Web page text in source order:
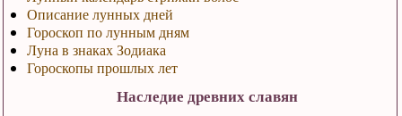
Описание лунных дней
Гороскоп по лунным дням
Луна в знаках Зодиака
Гороскопы прошлых лет
Наследие древних славян